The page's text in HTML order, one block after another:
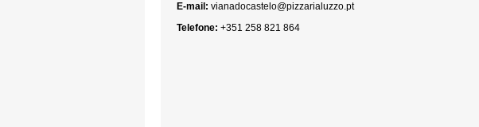
E-mail: vianadocastelo@pizzarialuzzo.pt
Telefone: +351 258 821 864